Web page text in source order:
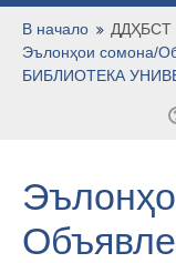
Русский ‎(ru)‎
В начало
ДДҲБСТ
Эълонҳои сомона/
БИБЛИОТЕКА